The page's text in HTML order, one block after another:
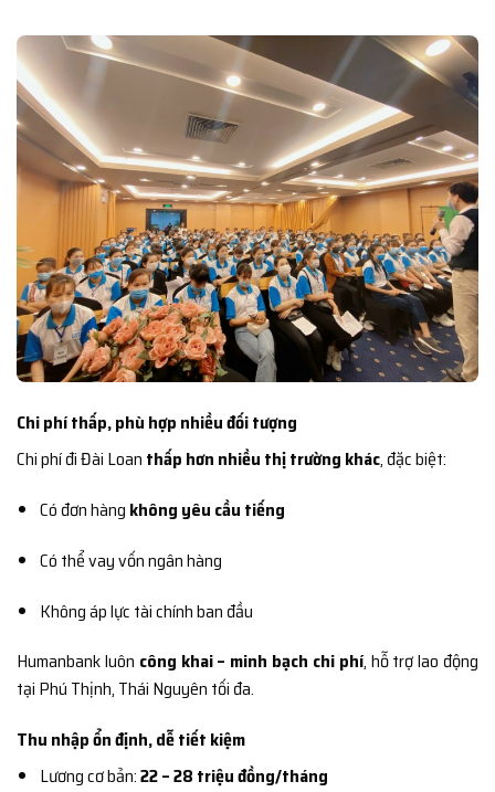
Chi phí thấp, phù hợp nhiều đối tượng
Chi phí đi Đài Loan thấp hơn nhiều thị trường khác, đặc biệt:
Có đơn hàng không yêu cầu tiếng
Có thể vay vốn ngân hàng
Không áp lực tài chính ban đầu
Humanbank luôn công khai – minh bạch chi phí, hỗ trợ lao động
tại Phú Thịnh, Thái Nguyên tối đa.
Thu nhập ổn định, dễ tiết kiệm
Lương cơ bản:22 – 28 triệu đồng/tháng